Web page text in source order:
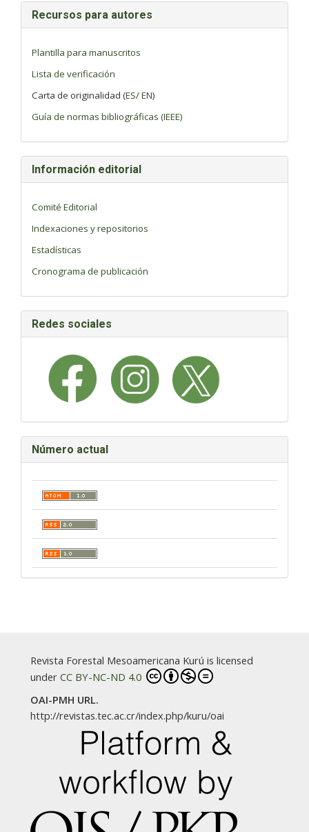
Recursos para autores
Plantilla para manuscritos
Lista de verificación
Carta de originalidad (ES/EN)
Guía de normas bibliográficas (IEEE)
Información editorial
Comité Editorial
Indexaciones y repositorios
Estadísticas
Cronograma de publicación
Redes sociales
Número actual
Revista Forestal Mesoamericana Kurú is licensed
underCC BY-NC-ND 4.0
OAI-PMH URL.
http://revistas.tec.ac.cr/index.php/kuru/oai